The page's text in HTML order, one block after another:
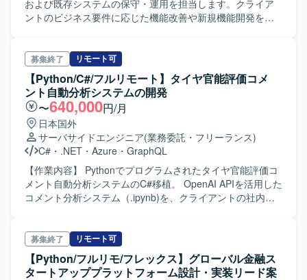
つ、柔軟に勤務時間が調整可能ですので、ご自身の生活に
および既存システムの保守・運用を担当します。クライア
ントのビジネス要件に応じた機能改善や新規機能開発を要
Azure、Docker（開発環境構築）、マイクロサービス構成
募集終了 リモート可
【Python/C#/フルリモート】タイヤ官能評価コメ
ント自動分析システムの開発
〜640,000円/月
日本国外
サーバサイドエンジニア(業務委託・フリーランス)
C# ・ .NET ・ Azure ・ GraphQL
【作業内容】 Pythonでプログラムされたタイヤ官能評価コ
メント自動分析システムのC#移植。 OpenAI APIを活用した
コメント分析システム（.ipynb)を、クライアントの社内標
ビジネス・社会の双方に対して大きなインパクトを生み出
せます。また、Codex や GitHub、GitHub Projects を活用
した AI駆動型の開発プロセスを検討しており、AIを活用し
募集終了 リモート可
【Python/フルリモ/フレックス】グローバル金融ス
タートアッププラットフォーム設計・実装リード案